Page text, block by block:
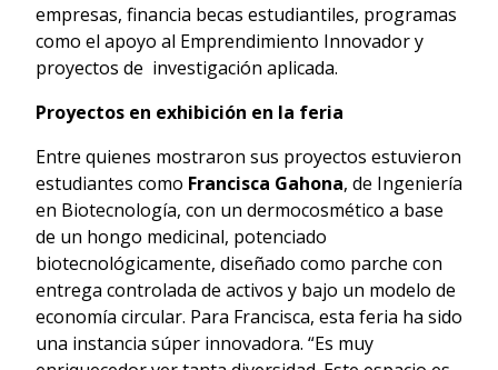
empresas, financia becas estudiantiles, programas
como el apoyo al Emprendimiento Innovador y
proyectos de investigación aplicada.
Proyectos en exhibición en la feria
Entre quienes mostraron sus proyectos estuvieron
estudiantes como Francisca Gahona, de Ingeniería
en Biotecnología, con un dermocosmético a base
de un hongo medicinal, potenciado
biotecnológicamente, diseñado como parche con
entrega controlada de activos y bajo un modelo de
economía circular. Para Francisca, esta feria ha sido
una instancia súper innovadora. “Es muy